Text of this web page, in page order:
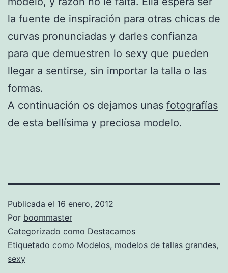
la fuente de inspiración para otras chicas de
curvas pronunciadas y darles confianza
para que demuestren lo sexy que pueden
llegar a sentirse, sin importar la talla o las
formas.
A continuación os dejamos unas fotografías
de esta bellísima y preciosa modelo.
Publicada el 16 enero, 2012
Por boommaster
Categorizado como Destacamos
Etiquetado como Modelos, modelos de tallas grandes,
sexy